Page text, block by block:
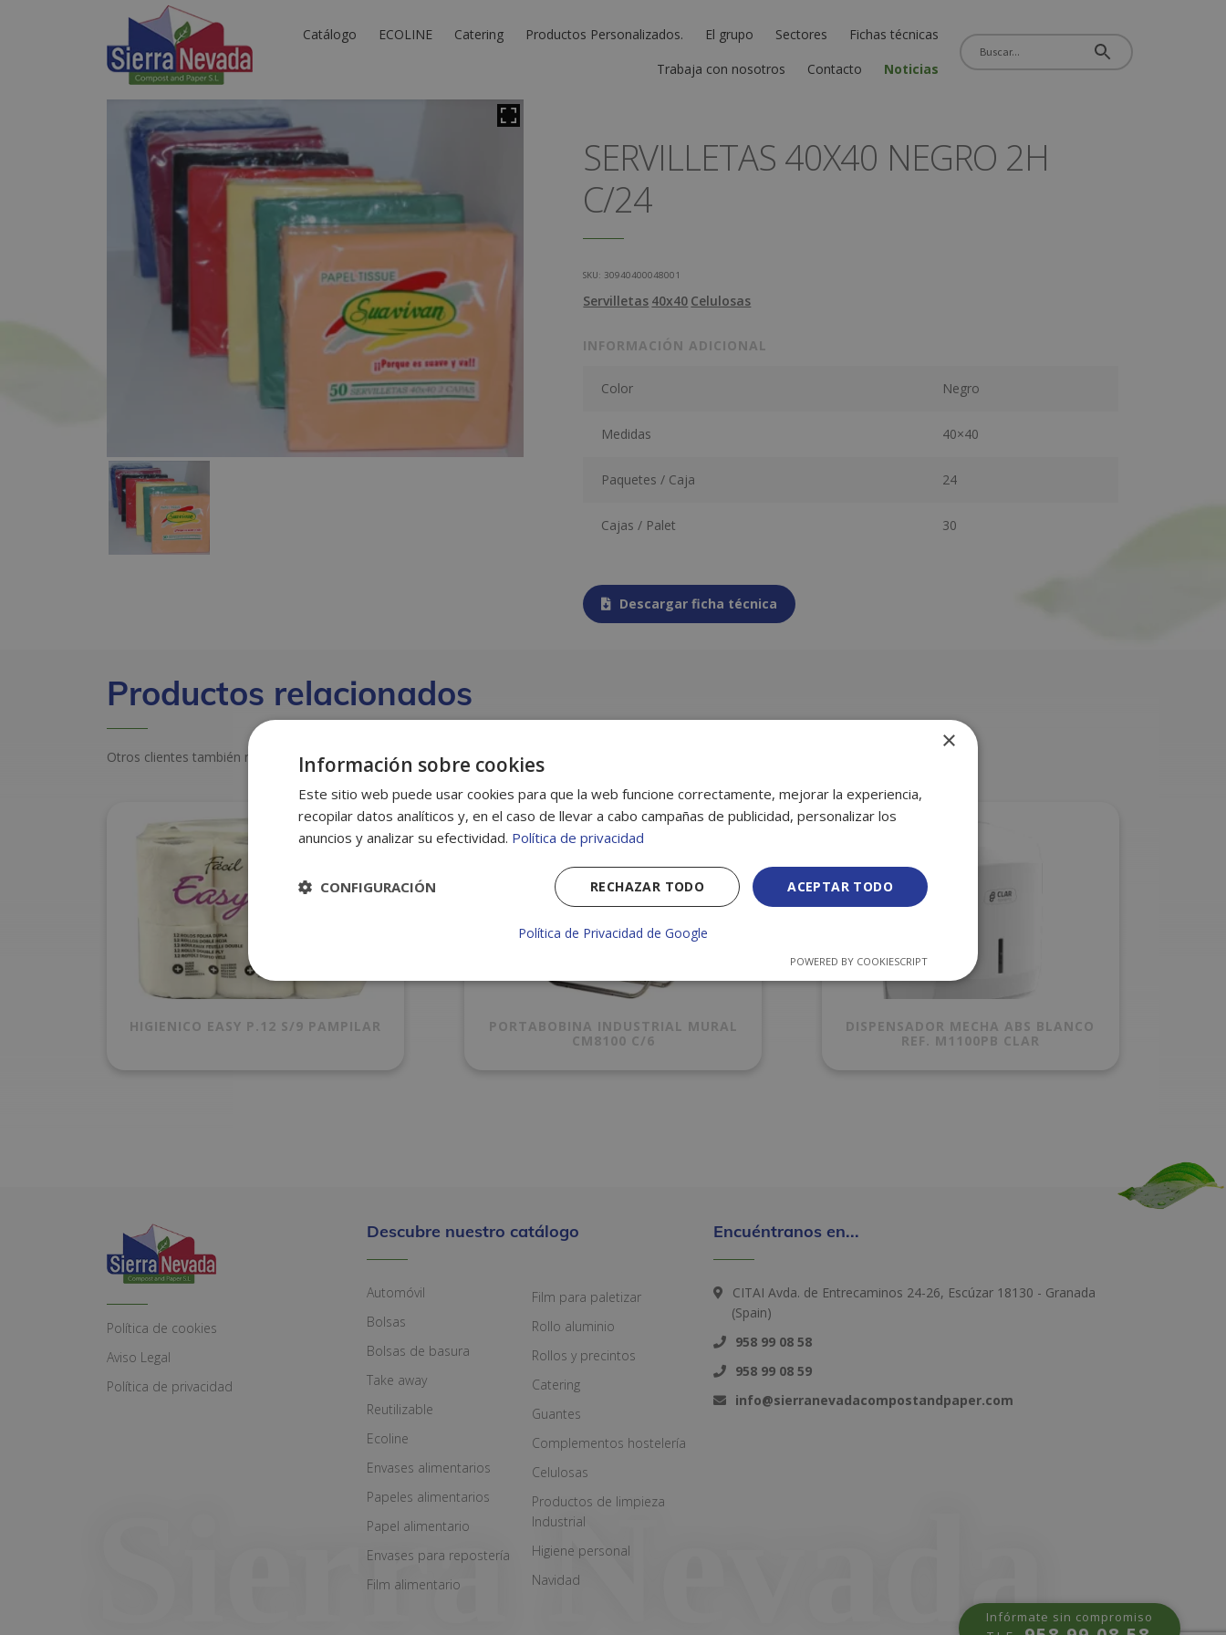
Catálogo ECOLINE Catering Productos Personalizados. El grupo Sectores
Fichas técnicas
Trabaja con nosotros
Contacto Noticias
Infórmate sin compromiso
SERVILLETAS 40X40 NEGRO 2H
C/24
SKU: 30940400048001
Servilletas 40x40 Celulosas
INFORMACIÓN ADICIONAL
Color Negro
Medidas 40×40
Paquetes / Caja 24
Cajas / Palet 30
Descargar ficha técnica
Productos relacionados
Otros clientes también miraron estos productos
HIGIENICO EASY P.12 S/9 PAMPILAR
PORTABOBINA INDUSTRIAL MURAL
CM8100 C/6
DISPENSADOR MECHA ABS BLANCO
REF. M1100PB CLAR
Política de cookies
Aviso Legal
Política de privacidad
Descubre nuestro catálogo
Automóvil
Bolsas
Bolsas de basura
Take away
Reutilizable
Ecoline
Envases alimentarios
Papeles alimentarios
Papel alimentario
Envases para repostería
Film alimentario
Film para paletizar
Rollo aluminio
Rollos y precintos
Catering
Guantes
Complementos hostelería
Celulosas
Productos de limpieza
Industrial
Higiene personal
Navidad
Encuéntranos en...
CITAI Avda. de Entrecaminos 24-26, Escúzar 18130 - Granada
(Spain)
958 99 08 58
958 99 08 59
info@sierranevadacompostandpaper.com
×
Información sobre cookies
Este sitio web puede usar cookies para que la web funcione correctamente, mejorar la experiencia,
recopilar datos analíticos y, en el caso de llevar a cabo campañas de publicidad, personalizar los
anuncios y analizar su efectividad. Política de privacidad
ACEPTAR TODO
RECHAZAR TODO
CONFIGURACIÓN
Política de Privacidad de Google
POWERED BY COOKIESCRIPT